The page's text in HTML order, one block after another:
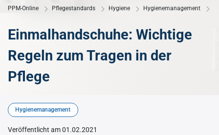
PPM-Online Pflegestandards Hygiene Hygienemanagement
Einmalhandschuhe: Wichtige
Regeln zum Tragen in der
Pflege
Hygienemanagement
Veröffentlicht am 01.02.2021